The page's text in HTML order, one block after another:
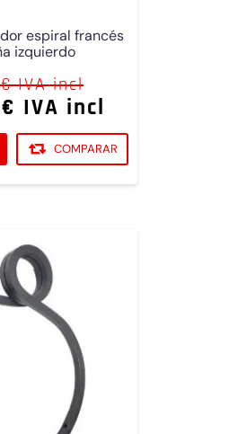
espiral francés
izquierdo
IVA incl
IVA incl
COMPARAR